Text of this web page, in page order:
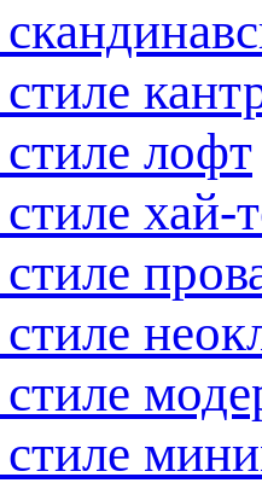
лофт
хай-